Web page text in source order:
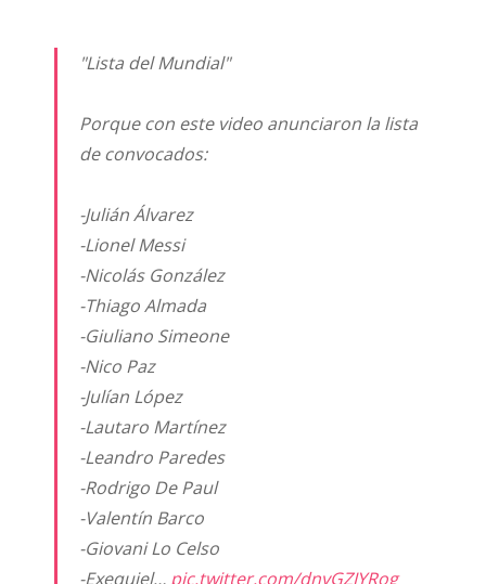
"Lista del Mundial"
Porque con este video anunciaron la lista
de convocados:
-Julián Álvarez
-Lionel Messi
-Nicolás González
-Thiago Almada
-Giuliano Simeone
-Nico Paz
-Julían López
-Lautaro Martínez
-Leandro Paredes
-Rodrigo De Paul
-Valentín Barco
-Giovani Lo Celso
-Exequiel… pic.twitter.com/dnyGZJYRog